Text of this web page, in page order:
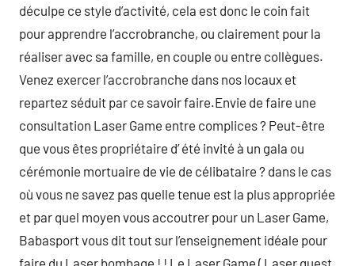
déculpe ce style d’activité, cela est donc le coin fait
pour apprendre l’accrobranche, ou clairement pour la
réaliser avec sa famille, en couple ou entre collègues.
Venez exercer l’accrobranche dans nos locaux et
repartez séduit par ce savoir faire.Envie de faire une
consultation Laser Game entre complices ? Peut-être
que vous êtes propriétaire d’ été invité à un gala ou
cérémonie mortuaire de vie de célibataire ? dans le cas
où vous ne savez pas quelle tenue est la plus appropriée
et par quel moyen vous accoutrer pour un Laser Game,
Babasport vous dit tout sur l’enseignement idéale pour
faire du Laser bombage ! ! Le Laser Game ( Laser quest